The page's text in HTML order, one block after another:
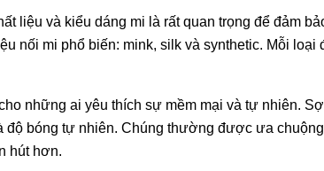
liệu và kiểu dáng mi là rất quan trọng để đảm
nối mi phổ biến: mink, silk và synthetic. Mỗi
những ai yêu thích sự mềm mại và tự nhiên.
độ bóng tự nhiên. Chúng thường được ưa
hút hơn.